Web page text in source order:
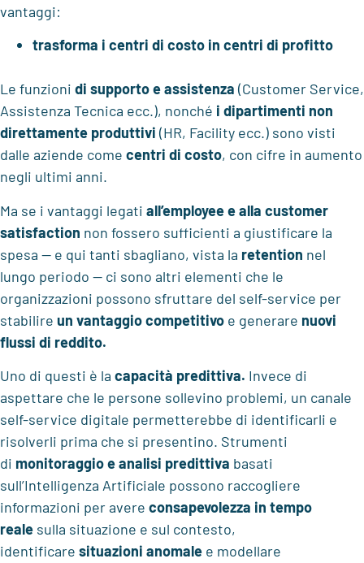
vantaggi:
trasforma i centri di costo in centri di profitto
Le funzioni di supporto e assistenza (Customer Service,
Assistenza Tecnica ecc.), nonché i dipartimenti non
direttamente produttivi (HR, Facility ecc.) sono visti
dalle aziende come centri di costo, con cifre in aumento
negli ultimi anni.
Ma se i vantaggi legati all’employee e alla customer
satisfaction non fossero sufficienti a giustificare la
spesa — e qui tanti sbagliano, vista la retention nel
lungo periodo — ci sono altri elementi che le
organizzazioni possono sfruttare del self-service per
stabilire un vantaggio competitivo e generare nuovi
flussi di reddito.
Uno di questi è la capacità predittiva. Invece di
aspettare che le persone sollevino problemi, un canale
self-service digitale permetterebbe di identificarli e
risolverli prima che si presentino. Strumenti
di monitoraggio eanalisi predittiva basati
sull’Intelligenza Artificiale possono raccogliere
informazioni per avere consapevolezza in tempo
reale sulla situazione e sul contesto,
identificare situazioni anomale e modellare